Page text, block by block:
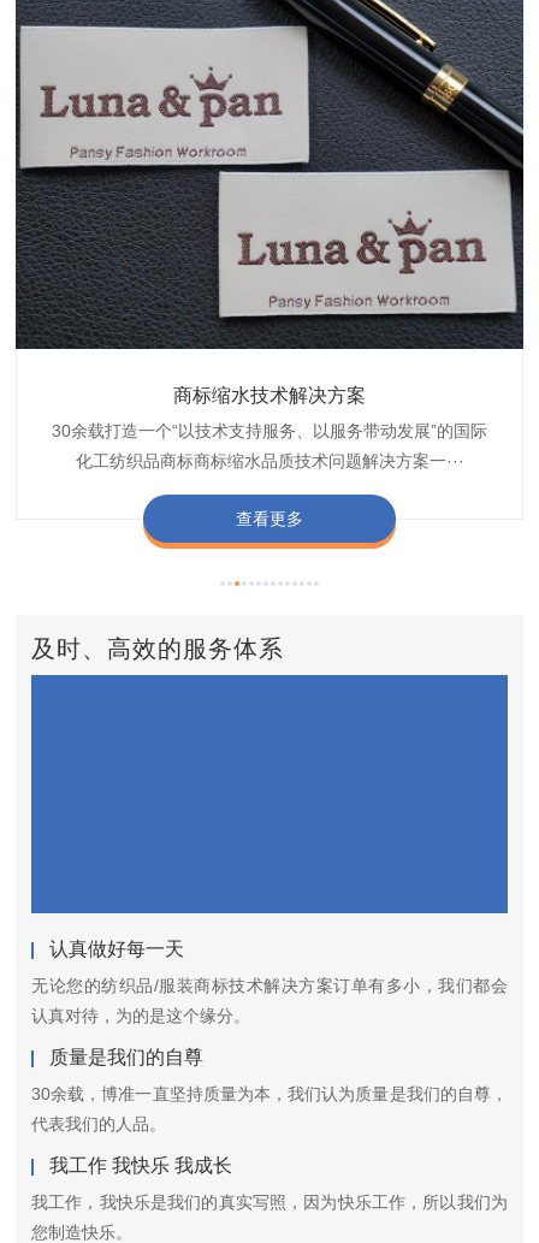
商标抗染技术解决方案
博准30余载是中国守家纺织商标印染织唛化工商标抗染品质
技术问题解决方案定制专家,提供前处理,染色,印···
查看更多
织带商标缩水技术解决方案
博准是一家专注30余载设计研发织唛印唛商标、织带织带商
标缩水品质技术问题解决方案一站式服务提供商,匠···
查看更多
服装色差技术解决方案
博准30余载专注提供纺织品印唛、织唛织造服装色差品质问
题技术解决方案一站式服务商,以其精湛的技术,科···
查看更多
纺织品商标固色剂
博准经营多年是行业专业纺织品商标固色助剂,TJ-A622,TJ-
A622,FSD,FSE商标固色剂加···
查看更多
皮革湿摩擦增进剂
博准长期致力于皮革商标湿摩擦增进助剂TJ-A6588,湿摩擦
增进剂加工定制服务技术研究与应用,凭借丰···
查看更多
及时、高效的服务体系
认真做好每一天
无论您的纺织品/服装商标技术解决方案订单有多小，我们都会
认真对待，为的是这个缘分。
质量是我们的自尊
30余载，博准一直坚持质量为本，我们认为质量是我们的自尊，
代表我们的人品。
我工作 我快乐 我成长
我工作，我快乐是我们的真实写照，因为快乐工作，所以我们为
您制造快乐。